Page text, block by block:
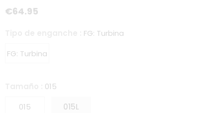
€64.95
FG: Turbina
FG: Turbina
015
015
015L